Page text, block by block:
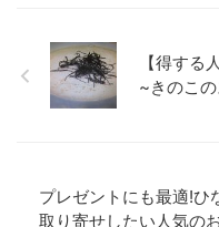
【得する
~きのこ
プレゼントにも最適!ひ
取り寄せしたい人気の